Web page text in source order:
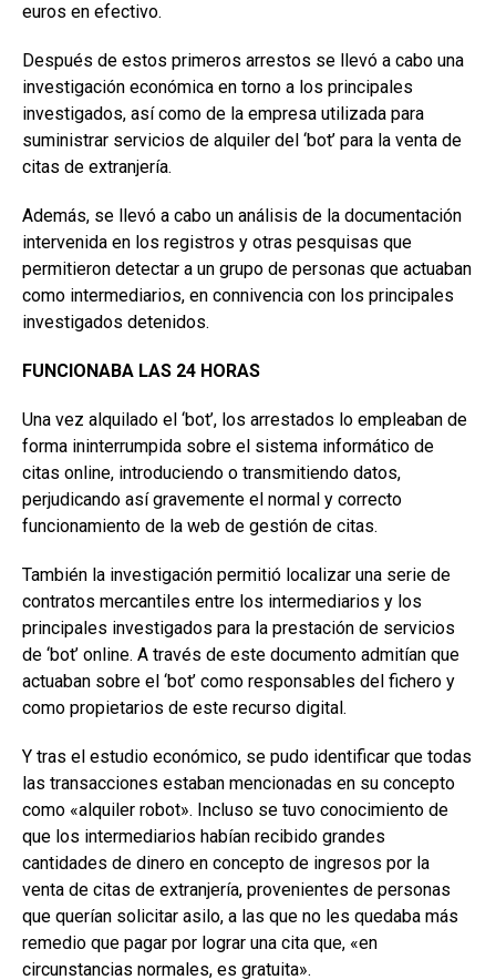
euros en efectivo.
Después de estos primeros arrestos se llevó a cabo una
investigación económica en torno a los principales
investigados, así como de la empresa utilizada para
suministrar servicios de alquiler del ‘bot’ para la venta de
citas de extranjería.
Además, se llevó a cabo un análisis de la documentación
intervenida en los registros y otras pesquisas que
permitieron detectar a un grupo de personas que actuaban
como intermediarios, en connivencia con los principales
investigados detenidos.
FUNCIONABA LAS 24 HORAS
Una vez alquilado el ‘bot’, los arrestados lo empleaban de
forma ininterrumpida sobre el sistema informático de
citas online, introduciendo o transmitiendo datos,
perjudicando así gravemente el normal y correcto
funcionamiento de la web de gestión de citas.
También la investigación permitió localizar una serie de
contratos mercantiles entre los intermediarios y los
principales investigados para la prestación de servicios
de ‘bot’ online. A través de este documento admitían que
actuaban sobre el ‘bot’ como responsables del fichero y
como propietarios de este recurso digital.
Y tras el estudio económico, se pudo identificar que todas
las transacciones estaban mencionadas en su concepto
como «alquiler robot». Incluso se tuvo conocimiento de
que los intermediarios habían recibido grandes
cantidades de dinero en concepto de ingresos por la
venta de citas de extranjería, provenientes de personas
que querían solicitar asilo, a las que no les quedaba más
remedio que pagar por lograr una cita que, «en
circunstancias normales, es gratuita».